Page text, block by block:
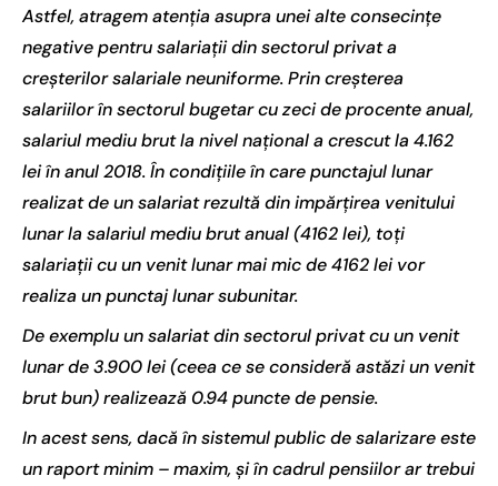
Astfel, atragem atenţia asupra unei alte consecinţe
negative pentru salariaţii din sectorul privat a
creşterilor salariale neuniforme. Prin creşterea
salariilor în sectorul bugetar cu zeci de procente anual,
salariul mediu brut la nivel naţional a crescut la 4.162
lei în anul 2018. În condiţiile în care punctajul lunar
realizat de un salariat rezultă din impărţirea venitului
lunar la salariul mediu brut anual (4162 lei), toţi
salariaţii cu un venit lunar mai mic de 4162 lei vor
realiza un punctaj lunar subunitar.
De exemplu un salariat din sectorul privat cu un venit
lunar de 3.900 lei (ceea ce se consideră astăzi un venit
brut bun) realizează 0.94 puncte de pensie.
In acest sens, dacă în sistemul public de salarizare este
un raport minim – maxim, și în cadrul pensiilor ar trebui